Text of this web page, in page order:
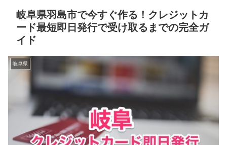
岐阜県羽島市で今すぐ作る！クレジットカ
ード最短即日発行で受け取るまでの完全ガ
イド
岐阜県